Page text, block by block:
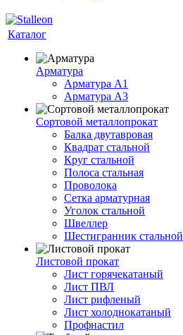
Каталог
Арматура
Арматура A1
Арматура А3
Сортовой металлопрокат
Балка двутавровая
Квадрат стальной
Круг стальной
Полоса стальная
Проволока
Сетка арматурная
Уголок стальной
Швеллер
Шестигранник стальной
Листовой прокат
Лист горячекатаный
Лист ПВЛ
Лист рифленый
Лист холоднокатаный
Профнастил